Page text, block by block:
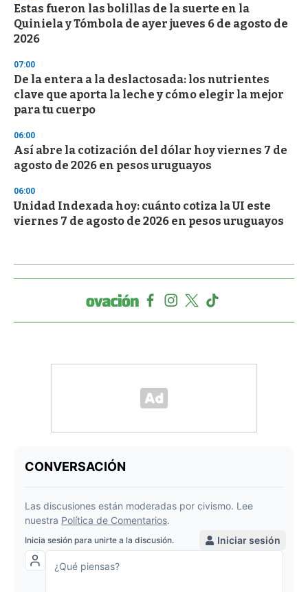
Estas fueron las bolillas de la suerte en la
Quiniela y Tómbola de ayer jueves 6 de agosto de
2026
07:00
De la entera a la deslactosada: los nutrientes
clave que aporta la leche y cómo elegir la mejor
para tu cuerpo
06:00
Así abre la cotización del dólar hoy viernes 7 de
agosto de 2026 en pesos uruguayos
06:00
Unidad Indexada hoy: cuánto cotiza la UI este
viernes 7 de agosto de 2026 en pesos uruguayos